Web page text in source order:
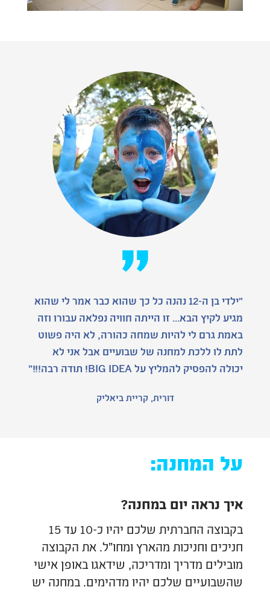
"ילדי בן ה-12 נהנה כל כך שהוא כבר אמר לי שהוא
מגיע לקיץ הבא... זו הייתה חוויה נפלאה עבורו וזה
באמת גרם לי להיות שמחה כהורה, לא היה פשוט
לתת לו ללכת למחנה של שבועיים אבל אני לא
יכולה להפסיק להמליץ על BIG IDEA! תודה רבה!!!"
דורית, קריית ביאליק
על המחנה:
איך נראה יום במחנה?
בקבוצה החברתית שלכם יהיו כ-10 עד 15
חניכים וחניכות מהארץ ומחו"ל. את הקבוצה
מובילים מדריך ומדריכה, שידאגו באופן אישי
שהשבועיים שלכם יהיו מדהימים. במחנה יש